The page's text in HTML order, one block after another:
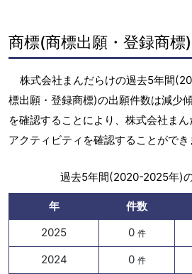
商標(商標出願・登録商標
株式会社まんだらけの過去5年間
標出願・登録商標)の出願件数は減少
を確認することにより、株式会社ま
アクティビティを確認することができ
過去5年間(2020-2025年)
年 件数
2025
0 件
2024 0 件